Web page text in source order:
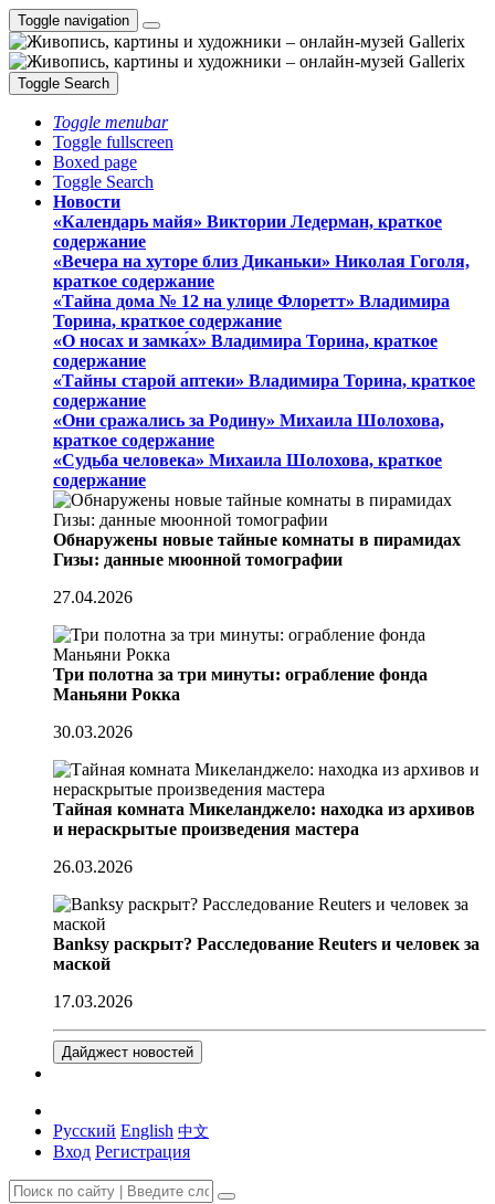
Toggle navigation
Toggle Search
Toggle menubar
Toggle fullscreen
Boxed page
Toggle Search
Новости
«Календарь майя» Виктории Ледерман, краткое
содержание
«Вечера на хуторе близ Диканьки» Николая Гоголя,
краткое содержание
«Тайна дома № 12 на улице Флоретт» Владимира
Торина, краткое содержание
«О носах и замка́х» Владимира Торина, краткое
содержание
«Тайны старой аптеки» Владимира Торина, краткое
содержание
«Они сражались за Родину» Михаила Шолохова,
краткое содержание
«Судьба человека» Михаила Шолохова, краткое
содержание
Обнаружены новые тайные комнаты в пирамидах
Гизы: данные мюонной томографии
27.04.2026
Три полотна за три минуты: ограбление фонда
Маньяни Рокка
30.03.2026
Тайная комната Микеланджело: находка из архивов
и нераскрытые произведения мастера
26.03.2026
Banksy раскрыт? Расследование Reuters и человек за
маской
17.03.2026
Дайджест новостей
Русский English 中文
Вход Регистрация